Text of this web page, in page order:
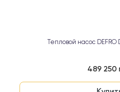
Тепловой насос DEFRO
489 250